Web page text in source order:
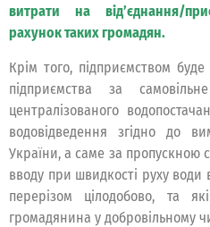
витрати на від’єднання/
рахунок таких громадян.
Крім того, підприємством
підприємства за
централізованого
водовідведення згідно до
України, а саме за пропускною
вводу при швидкості руху води
перерізом цілодобово, та
громадянина у добровільному